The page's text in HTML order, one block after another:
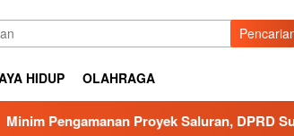
HIDUP OLAHRAGA
Proyek Saluran, DPRD Surabaya